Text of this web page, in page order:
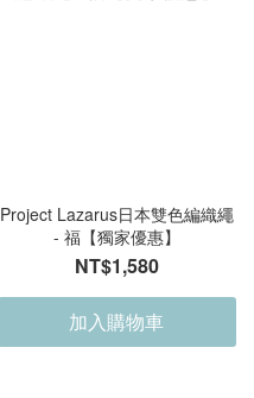
Project Lazarus日本雙色編織繩
- 福【獨家優惠】
NT$1,580
加入購物車